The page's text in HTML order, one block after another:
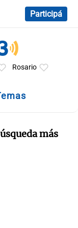
Participá
Rosario
más